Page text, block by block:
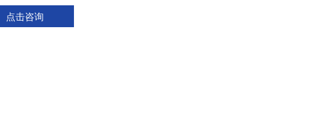
点击咨询